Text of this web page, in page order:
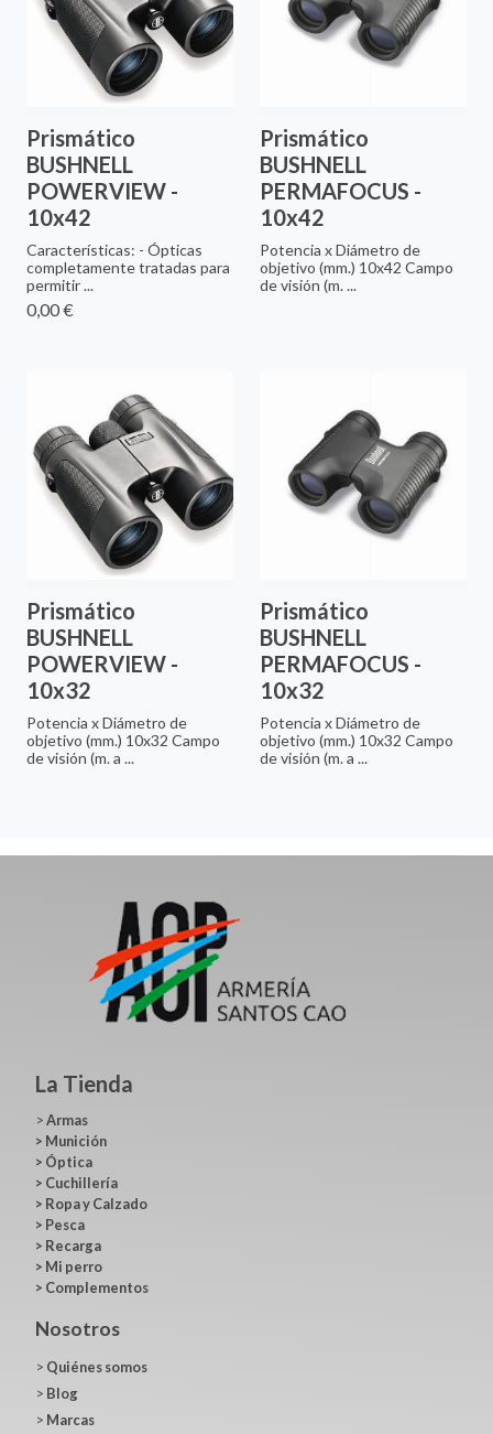
Prismático
BUSHNELL
POWERVIEW -
10x42
Características: - Ópticas
completamente tratadas para
permitir ...
0,00 €
Prismático
BUSHNELL
PERMAFOCUS -
10x42
Potencia x Diámetro de
objetivo (mm.) 10x42 Campo
de visión (m. ...
Prismático
BUSHNELL
POWERVIEW -
10x32
Potencia x Diámetro de
objetivo (mm.) 10x32 Campo
de visión (m. a ...
Prismático
BUSHNELL
PERMAFOCUS -
10x32
Potencia x Diámetro de
objetivo (mm.) 10x32 Campo
de visión (m. a ...
La Tienda
>Armas
> Munición
> Óptica
> Cuchillería
> Ropa y Calzado
> Pesca
> Recarga
> Mi perro
> Complementos
Nosotros
> Quiénes somos
> Blog
> Marcas